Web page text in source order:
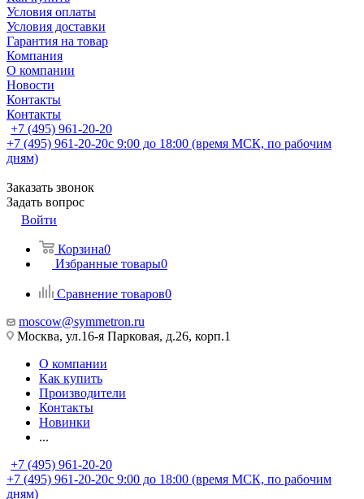
Условия оплаты
Условия доставки
Гарантия на товар
Компания
О компании
Новости
Контакты
Контакты
+7 (495) 961-20-20
+7 (495) 961-20-20с 9:00 до 18:00 (время МСК, по рабочим
дням)
Заказать звонок
Задать вопрос
Войти
Корзина0
Избранные товары0
Сравнение товаров0
moscow@symmetron.ru
Москва, ул.16-я Парковая, д.26, корп.1
О компании
Как купить
Производители
Контакты
Новинки
...
+7 (495) 961-20-20
+7 (495) 961-20-20с 9:00 до 18:00 (время МСК, по рабочим
дням)